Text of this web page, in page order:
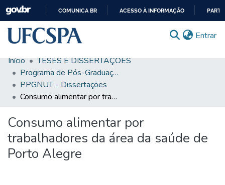
CONTEÚDO
COMUNICA BR ACESSO À INFORMAÇÃO
Entrar
Comunidades & Coleções
Busca Facetada
Autoarquivamento
Sobre o RI-UFCSPA
Início
TESES E DISSERTAÇÕES
Programa de Pós-Graduação em Ciências da Nutrição
PPGNUT - Dissertações
Consumo alimentar por trabalhadores da área da saúde de Porto Alegre
Consumo alimentar por
trabalhadores da área da saúde de
Porto Alegre